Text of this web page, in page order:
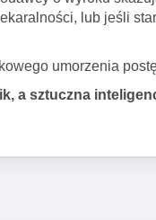
lub jeśli
umorzenia
a sztuczna